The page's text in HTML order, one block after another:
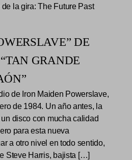
la gira: The Future Past
DE
GRANDE
de Iron Maiden Powerslave,
de 1984. Un año antes, la
disco con mucha calidad
para esta nueva
a otro nivel en todo sentido,
Steve Harris, bajista […]